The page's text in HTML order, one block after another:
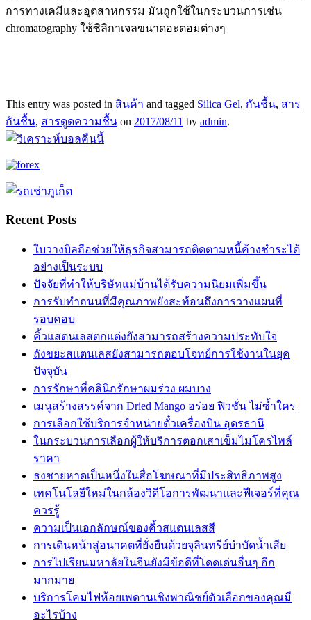
การทางเคมีและอุตสาหกรรม มันถูกใช้ในกระบวนการเช่น
chromatography ใช้ซิลิกาเจลขนาดอะตอมต่างๆ
This entry was posted in สินค้า and tagged Silica Gel, กันชื้น, สาร
กันชื้น, สารดูดความชื้น on 2017/08/11 by admin.
Recent Posts
ใบวางบิลถือช่วยให้ธุรกิจสามารถติดตามหนี้ค้างชำระได้
อย่างเป็นระบบ
ปัจจัยที่ทำให้บริษัทแม่บ้านได้รับความนิยมเพิ่มขึ้น
การรับทำถนนที่มีคุณภาพยังสะท้อนถึงการวางแผนที่
รอบคอบ
คิ้วแสตนเลสตกแต่งยังสามารถสร้างความประทับใจ
ถังขยะสแตนเลสยังสามารถตอบโจทย์การใช้งานในยุค
ปัจจุบัน
การรักษาที่คลินิกรักษาผมร่วง ผมบาง
เมนูสร้างสรรค์จาก Dried Mango อร่อย ฟิวชั่น ไม่ซ้ำใคร
การเลือกใช้บริการจำหน่ายตั๋วเครื่องบิน อุดรธานี
ในกระบวนการเลือกผู้ให้บริการตอกเสาเข็มไมโครไพล์
ราคา
ธงชายหาดเป็นหนึ่งในสื่อโฆษณาที่มีประสิทธิภาพสูง
เทคโนโลยีใหม่ในกล้องวิดีโอการพัฒนาและฟีเจอร์ที่คุณ
ควรรู้
ความเป็นเอกลักษณ์ของคิ้วสแตนเลสสี
การเดินหน้าสู่อนาคตที่ยั่งยืนด้วยจุลินทรีย์บำบัดน้ำเสีย
การไปเรียนมหาลัยในจีนยังมีข้อดีที่โดดเด่นอื่นๆ อีก
มากมาย
บริการโคมไฟห้อยเพดานเชิงพาณิชย์ตัวเลือกของคุณมี
อะไรบ้าง